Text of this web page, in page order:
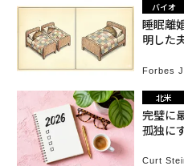
バイオ
睡眠離
明した
Forbes
北米
完璧に
孤独に
Curt